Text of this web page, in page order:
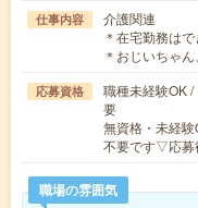
仕事内容
介護関連
＊在宅勤務は
＊おじいちゃ
応募資格
職種未経験OK
要
無資格・未経
不要です▽応募
職場の雰囲気